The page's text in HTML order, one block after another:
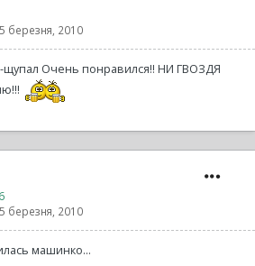
5 березня, 2010
щупал Очень понравился!! НИ ГВОЗДЯ
5 березня, 2010
машинко...